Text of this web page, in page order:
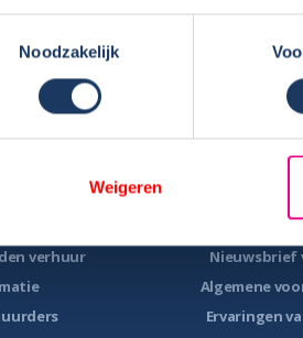
Noodzakelijk
Weigeren
en Antwoorden
Camper
verhuur
Camper
Overzicht
Gratis E-book – 8
Nieuwsbrief
Algemene
Ervaringen